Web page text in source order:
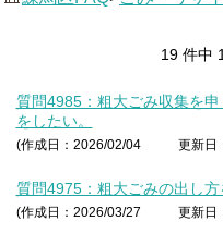
19 件中
質問4985：粗大ごみ収集を
をしたい。
(作成日：2026/02/04 更新日
質問4975：粗大ごみの出し方
(作成日：2026/03/27 更新日